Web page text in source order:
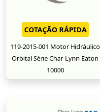
COTAÇÃO RÁPIDA
119-2015-001 Motor Hidráulico
Orbital Série Char-Lynn Eaton
10000